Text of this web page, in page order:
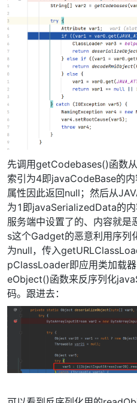
先调用getCodebases()函数
索引为4即javaCodeBase的
属性因此返回null；然后从
为1即javaSerializedData的
服务端中设置了的、内容就
s这个Gadget的恶意利用序列
为null，传入
pClassLoader即应用类加载
eObject()函数来反序列化
码。跟进去：